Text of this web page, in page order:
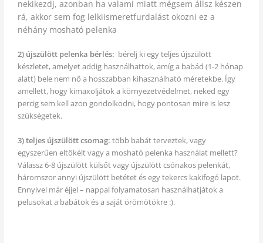
nekikezdj, azonban ha valami miatt mégsem állsz készen
rá, akkor sem fog lelkiismeretfurdalást okozni ez a
néhány mosható pelenka
2) újszülött pelenka bérlés: bérelj ki egy teljes újszülött
készletet, amelyet addig használhattok, amíg a babád (1-2 hónap
alatt) bele nem nő a hosszabban kihasználható méretekbe. Így
amellett, hogy kimaxoljátok a környezetvédelmet, neked egy
percig sem kell azon gondolkodni, hogy pontosan mire is lesz
szükségetek.
3) teljes újszülött csomag: több babát terveztek,vagy
egyszerűen eltökélt vagy a mosható pelenka használat mellett?
Válassz 6-8 újszülött külsőt vagy újszülött csónakos pelenkát,
háromszor annyi újszülött betétet és egy tekercs kakifogó lapot.
Ennyivel már éjjel – nappal folyamatosan használhatjátok a
pelusokat a babátok és a saját örömötökre :).